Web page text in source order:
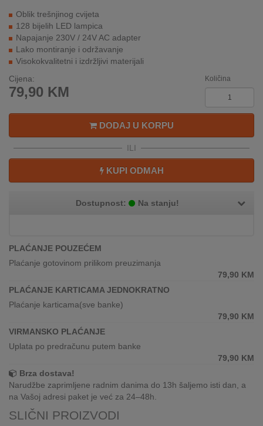
BRENDOVI
NOVO
U
PONUDI
KONTAKT
I
KAKO
KUPITI?
IZ
INOSTRANSTVA
OZNAKE
ENERGETSKE
UČINKOVITOSTI
DIGITALIS
Oblik trešnjinog cvijeta
128 bijelih LED lampica
Napajanje 230V / 24V AC adapter
Lako montiranje i održavanje
Visokokvalitetni i izdržljivi materijali
Cijena:
79,90 KM
Količina
DODAJ U KORPU
ILI
KUPI ODMAH
Dostupnost: Na stanju!
PLAĆANJE POUZEĆEM
Plaćanje gotovinom prilikom preuzimanja
79,90 KM
PLAĆANJE KARTICAMA JEDNOKRATNO
Plaćanje karticama(sve banke)
79,90 KM
VIRMANSKO PLAĆANJE
Uplata po predračunu putem banke
79,90 KM
Brza dostava!
Narudžbe zaprimljene radnim danima do 13h šaljemo isti dan, a
na Vašoj adresi paket je već za 24–48h.
SLIČNI PROIZVODI